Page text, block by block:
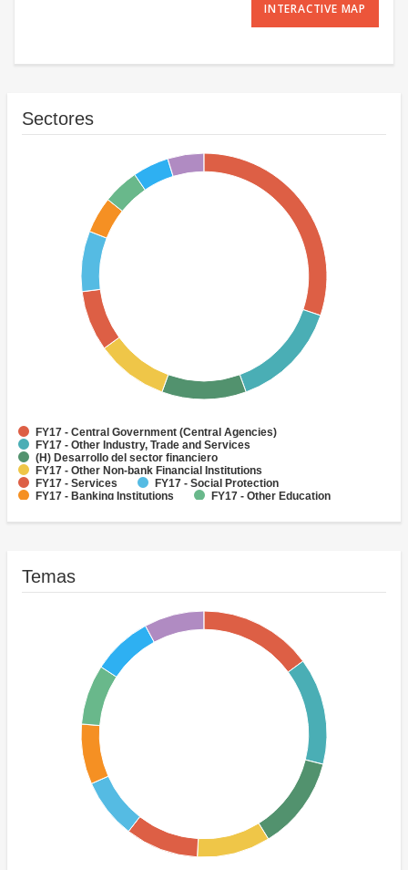
INTERACTIVE MAP
Sectores
FY17 - Central Government (Central Agencies)
FY17 - Other Industry, Trade and Services
(H) Desarrollo del sector financiero
FY17 - Other Non-bank Financial Institutions
FY17 - Services
FY17 - Social Protection
FY17 - Banking Institutions
FY17 - Other Education
FY17 - Other Water Supply, Sanitation and Waste Management
Temas